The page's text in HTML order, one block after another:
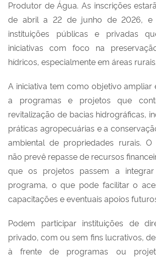
Produtor de Água. As inscrições
de abril a 22 de junho de 2026, e
instituições públicas e privadas
iniciativas com foco na
hídricos, especialmente em áreas rurais.
A iniciativa tem como objetivo ampliar
a programas e projetos que
revitalização de bacias hidrográficas,
práticas agropecuárias e a
ambiental de propriedades rurais. O
não prevê repasse de recursos
que os projetos passem a
programa, o que pode facilitar o
capacitações e eventuais apoios
Podem participar instituições de
privado, com ou sem fins lucrativos,
à frente de programas ou